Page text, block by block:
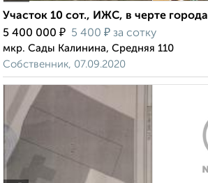
Участок 10 сот., ИЖС, в черте города
5 400 000 ₽ 5 400 ₽ за сотку
мкр. Сады Калинина, Средняя 110
Собственник, 07.09.2020